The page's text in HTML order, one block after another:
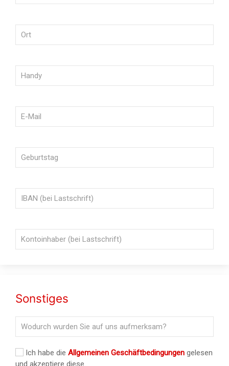
Sonstiges
Ich habe die Allgemeinen Geschäftbedingungen gelesen
und akzeptiere diese.